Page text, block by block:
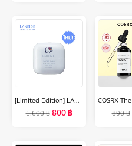
[Limited Edition] LANEIGE x HELLO KITTY Water Bank Blue Hyaluronic Gel Cream 50ml ลาเนจ วอเตอร์ แบงค์ บลู ไฮยาลูโรนิค เจล ครีม
1,600฿800฿
890฿